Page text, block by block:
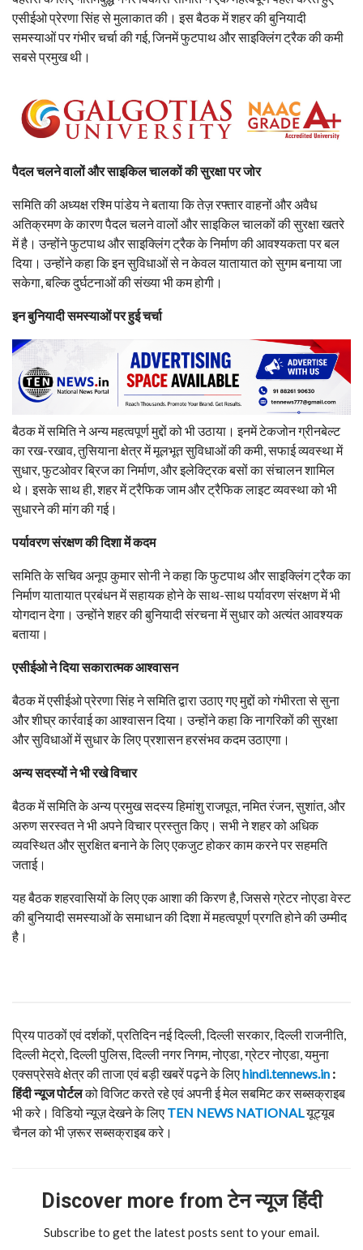
एसीईओ प्रेरणा सिंह से मुलाकात की। इस बैठक में शहर की बुनियादी
समस्याओं पर गंभीर चर्चा की गई, जिनमें फुटपाथ और साइक्लिंग ट्रैक की कमी
सबसे प्रमुख थी।
पैदल चलने वालों और साइकिल चालकों की सुरक्षा पर जोर
समिति की अध्यक्ष रश्मि पांडेय ने बताया कि तेज़ रफ्तार वाहनों और अवैध
अतिक्रमण के कारण पैदल चलने वालों और साइकिल चालकों की सुरक्षा खतरे
में है। उन्होंने फुटपाथ और साइक्लिंग ट्रैक के निर्माण की आवश्यकता पर बल
दिया। उन्होंने कहा कि इन सुविधाओं से न केवल यातायात को सुगम बनाया जा
सकेगा, बल्कि दुर्घटनाओं की संख्या भी कम होगी।
इन बुनियादी समस्याओं पर हुई चर्चा
बैठक में समिति ने अन्य महत्वपूर्ण मुद्दों को भी उठाया। इनमें टेकजोन ग्रीनबेल्ट
का रख-रखाव, तुसियाना क्षेत्र में मूलभूत सुविधाओं की कमी, सफाई व्यवस्था में
सुधार, फुटओवर ब्रिज का निर्माण, और इलेक्ट्रिक बसों का संचालन शामिल
थे। इसके साथ ही, शहर में ट्रैफिक जाम और ट्रैफिक लाइट व्यवस्था को भी
सुधारने की मांग की गई।
पर्यावरण संरक्षण की दिशा में कदम
समिति के सचिव अनूप कुमार सोनी ने कहा कि फुटपाथ और साइक्लिंग ट्रैक का
निर्माण यातायात प्रबंधन में सहायक होने के साथ-साथ पर्यावरण संरक्षण में भी
योगदान देगा। उन्होंने शहर की बुनियादी संरचना में सुधार को अत्यंत आवश्यक
बताया।
एसीईओ ने दिया सकारात्मक आश्वासन
बैठक में एसीईओ प्रेरणा सिंह ने समिति द्वारा उठाए गए मुद्दों को गंभीरता से सुना
और शीघ्र कार्रवाई का आश्वासन दिया। उन्होंने कहा कि नागरिकों की सुरक्षा
और सुविधाओं में सुधार के लिए प्रशासन हरसंभव कदम उठाएगा।
अन्य सदस्यों ने भी रखे विचार
बैठक में समिति के अन्य प्रमुख सदस्य हिमांशु राजपूत, नमित रंजन, सुशांत, और
अरुण सरस्वत ने भी अपने विचार प्रस्तुत किए। सभी ने शहर को अधिक
व्यवस्थित और सुरक्षित बनाने के लिए एकजुट होकर काम करने पर सहमति
जताई।
यह बैठक शहरवासियों के लिए एक आशा की किरण है, जिससे ग्रेटर नोएडा वेस्ट
की बुनियादी समस्याओं के समाधान की दिशा में महत्वपूर्ण प्रगति होने की उम्मीद
है।
प्रिय पाठकों एवं दर्शकों, प्रतिदिन नई दिल्ली, दिल्ली सरकार, दिल्ली राजनीति,
दिल्ली मेट्रो, दिल्ली पुलिस, दिल्ली नगर निगम, नोएडा, ग्रेटर नोएडा, यमुना
एक्सप्रेसवे क्षेत्र की ताजा एवं बड़ी खबरें पढ़ने के लिएhindi.tennews.in :
हिंदी न्यूज पोर्टलको विजिट करते रहे एवं अपनी ई मेल सबमिट कर सब्सक्राइब
भी करे। विडियो न्यूज़ देखने के लिए TEN NEWS NATIONALयूट्यूब
चैनल को भी ज़रूर सब्सक्राइब करे।
Discover more from टेन न्यूज हिंदी
Subscribe to get the latest posts sent to your email.